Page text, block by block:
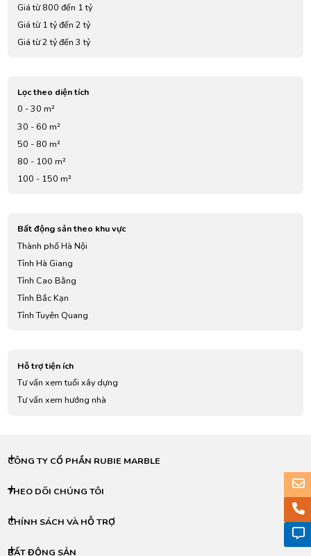
Giá từ 800 đến 1 tỷ
Giá từ 1 tỷ đến 2 tỷ
Giá từ 2 tỷ đến 3 tỷ
Lọc theo diện tích
0 - 30 m²
30 - 60 m²
50 - 80 m²
80 - 100 m²
100 - 150 m²
Bất động sản theo khu vực
Thành phố Hà Nội
Tỉnh Hà Giang
Tỉnh Cao Bằng
Tỉnh Bắc Kạn
Tỉnh Tuyên Quang
Tỉnh Lai Châu
Tỉnh Sơn La
Tỉnh Yên Bái
Tỉnh Lạng Sơn
Tỉnh Bắc Giang
Tỉnh Vĩnh Phúc
Hỗ trợ tiện ích
Tư vấn xem tuổi xây dựng
Tư vấn xem hướng nhà
CÔNG TY CỔ PHẦN RUBIE MARBLE
THEO DÕI CHÚNG TÔI
CHÍNH SÁCH VÀ HỖ TRỢ
BẤT ĐỘNG SẢN